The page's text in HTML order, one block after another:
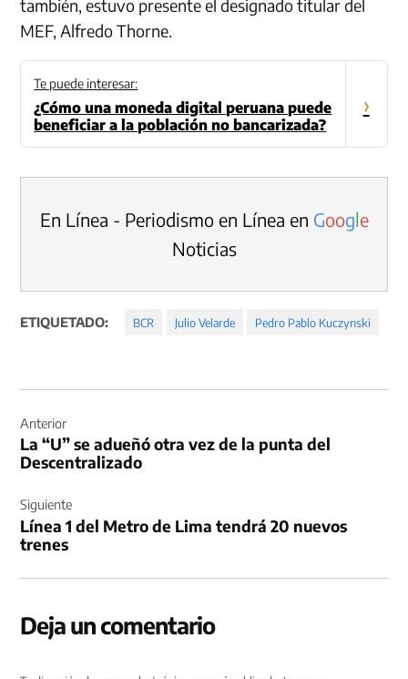
también, estuvo presente el designado titular del
MEF, Alfredo Thorne.
Te puede interesar:
¿Cómo una moneda digital peruana puede
beneficiar a la población no bancarizada?
›
En Línea - Periodismo en Línea en Google
Noticias
ETIQUETADO: BCR Julio Velarde Pedro Pablo Kuczynski
de
entradas
Anterior
La “U” se adueñó otra vez de la punta del
Descentralizado
Siguiente
Línea 1 del Metro de Lima tendrá 20 nuevos
trenes
Deja un comentario